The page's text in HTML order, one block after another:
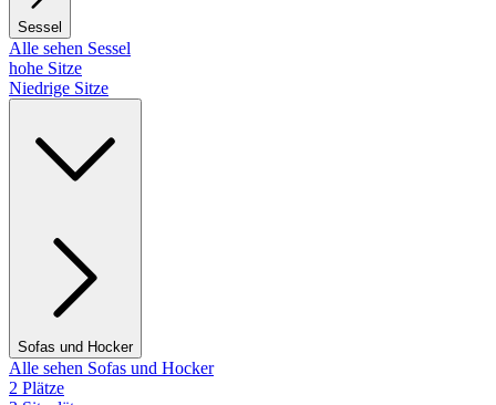
Sessel
Alle sehen Sessel
hohe Sitze
Niedrige Sitze
Sofas und Hocker
Alle sehen Sofas und Hocker
2 Plätze